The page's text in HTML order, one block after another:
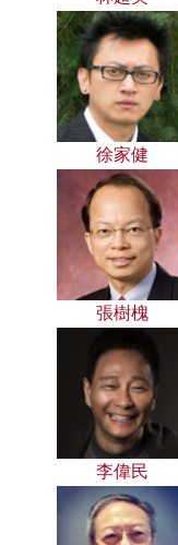
徐家健
張樹槐
李偉民